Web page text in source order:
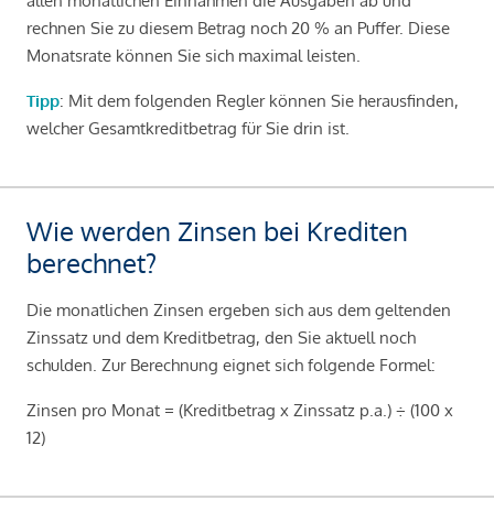
rechnen Sie zu diesem Betrag noch 20 % an Puffer. Diese
Monatsrate können Sie sich maximal leisten.
Tipp: Mit dem folgenden Regler können Sie herausfinden,
welcher Gesamtkreditbetrag für Sie drin ist.
Wie werden Zinsen bei Krediten
berechnet?
Die monatlichen Zinsen ergeben sich aus dem geltenden
Zinssatz und dem Kreditbetrag, den Sie aktuell noch
schulden. Zur Berechnung eignet sich folgende Formel:
Zinsen pro Monat = (Kreditbetrag x Zinssatz p.a.) ÷ (100 x
12)